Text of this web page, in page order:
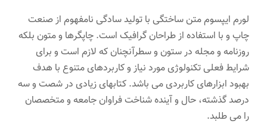
لورم ایپسوم متن ساختگی با تولید سادگی نامفهوم از صنعت
چاپ و با استفاده از طراحان گرافیک است. چاپگرها و متون بلکه
روزنامه و مجله در ستون و سطرآنچنان که لازم است و برای
شرایط فعلی تکنولوژی مورد نیاز و کاربردهای متنوع با هدف
بهبود ابزارهای کاربردی می باشد. کتابهای زیادی در شصت و سه
درصد گذشته، حال و آینده شناخت فراوان جامعه و متخصصان
را می طلبد.